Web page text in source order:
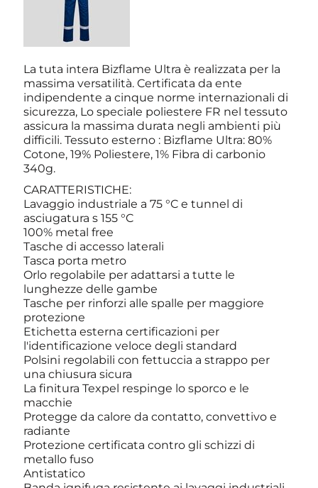
La tuta intera Bizflame Ultra è realizzata per la
massima versatilità. Certificata da ente
indipendente a cinque norme internazionali di
sicurezza, Lo speciale poliestere FR nel tessuto
assicura la massima durata negli ambienti più
difficili. Tessuto esterno : Bizflame Ultra: 80%
Cotone, 19% Poliestere, 1% Fibra di carbonio
340g.
CARATTERISTICHE:
Lavaggio industriale a 75 °C e tunnel di
asciugatura s 155 °C
100% metal free
Tasche di accesso laterali
Tasca porta metro
Orlo regolabile per adattarsi a tutte le
lunghezze delle gambe
Tasche per rinforzi alle spalle per maggiore
protezione
Etichetta esterna certificazioni per
l'identificazione veloce degli standard
Polsini regolabili con fettuccia a strappo per
una chiusura sicura
La finitura Texpel respinge lo sporco e le
macchie
Protegge da calore da contatto, convettivo e
radiante
Protezione certificata contro gli schizzi di
metallo fuso
Antistatico